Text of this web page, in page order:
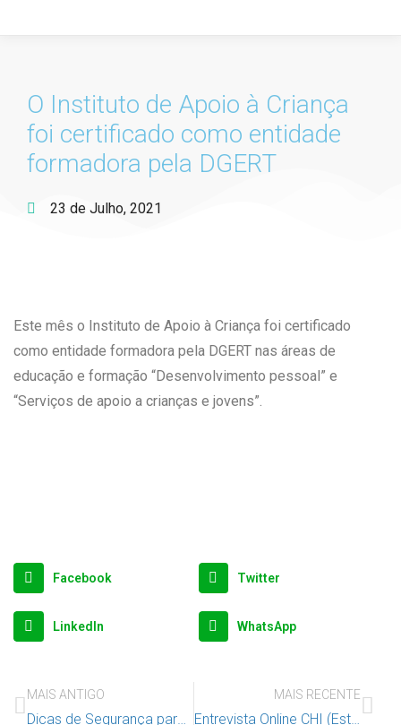
O Instituto de Apoio à Criança
foi certificado como entidade
formadora pela DGERT
23 de Julho, 2021
Este mês o Instituto de Apoio à Criança foi certificado
como entidade formadora pela DGERT nas áreas de
educação e formação “Desenvolvimento pessoal” e
“Serviços de apoio a crianças e jovens”.
Facebook Twitter
LinkedIn WhatsApp
MAIS ANTIGO MAIS RECENTE